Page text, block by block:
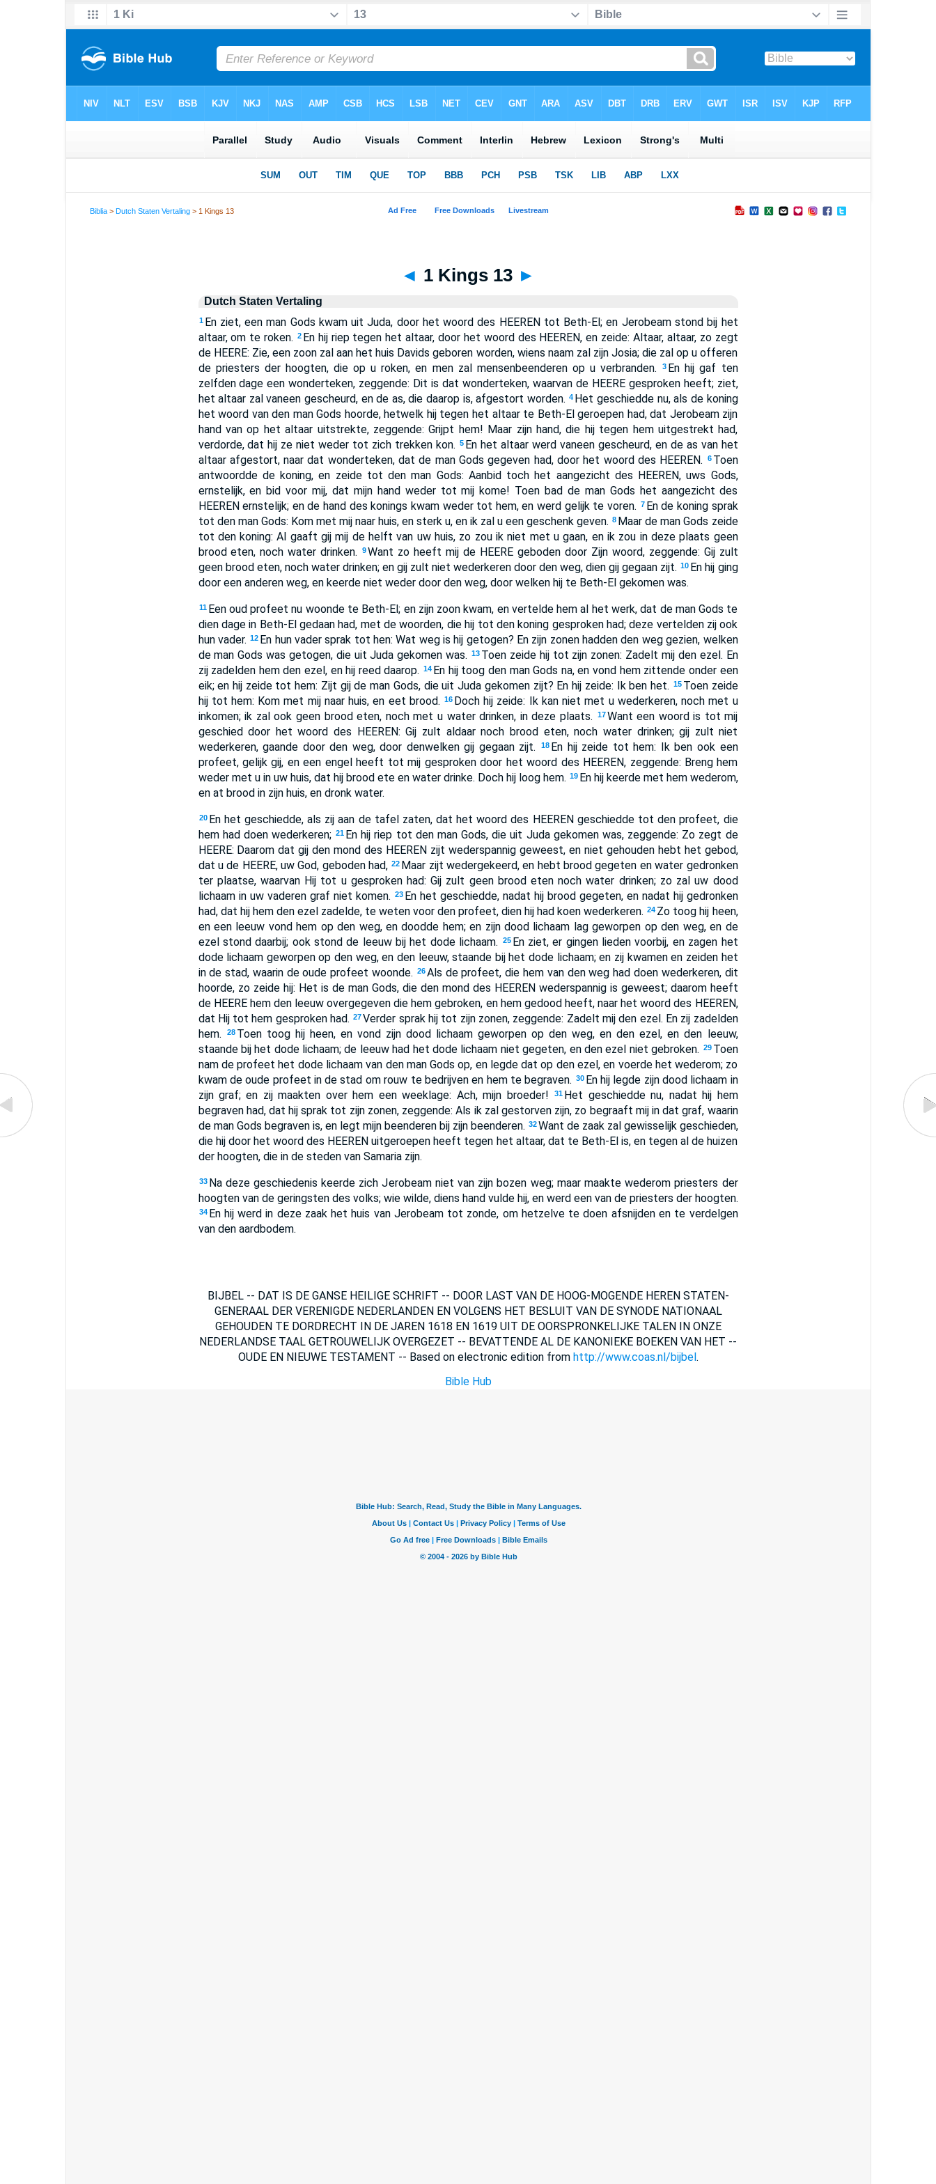
Biblia >Dutch Staten Vertaling > 1 Kings 13
◄ 1 Kings 13 ►
Dutch Staten Vertaling
1 En ziet, een man Gods kwam uit Juda, door het woord des HEEREN tot Beth-El; en Jerobeam stond bij het
altaar, om te roken. 2 En hij riep tegen het altaar, door het woord des HEEREN, en zeide: Altaar, altaar, zo zegt
de HEERE: Zie, een zoon zal aan het huis Davids geboren worden, wiens naam zal zijn Josia; die zal op u offeren
de priesters der hoogten, die op u roken, en men zal mensenbeenderen op u verbranden.
3 En hij gaf ten
zelfden dage een wonderteken, zeggende: Dit is dat wonderteken, waarvan de HEERE gesproken heeft; ziet,
het altaar zal vaneen gescheurd, en de as, die daarop is, afgestort worden. 4 Het geschiedde nu, als de koning
het woord van den man Gods hoorde, hetwelk hij tegen het altaar te Beth-El geroepen had, dat Jerobeam zijn
hand van op het altaar uitstrekte, zeggende: Grijpt hem! Maar zijn hand, die hij tegen hem uitgestrekt had,
verdorde, dat hij ze niet weder tot zich trekken kon. 5 En het altaar werd vaneen gescheurd, en de as van het
altaar afgestort, naar dat wonderteken, dat de man Gods gegeven had, door het woord des HEEREN.
6 Toen
antwoordde de koning, en zeide tot den man Gods: Aanbid toch het aangezicht des HEEREN, uws Gods,
ernstelijk, en bid voor mij, dat mijn hand weder tot mij kome! Toen bad de man Gods het aangezicht des
HEEREN ernstelijk; en de hand des konings kwam weder tot hem, en werd gelijk te voren. 7 En de koning sprak
tot den man Gods: Kom met mij naar huis, en sterk u, en ik zal u een geschenk geven. 8 Maar de man Gods zeide
tot den koning: Al gaaft gij mij de helft van uw huis, zo zou ik niet met u gaan, en ik zou in deze plaats geen
brood eten, noch water drinken.
9Want zo heeft mij de HEERE geboden door Zijn woord, zeggende: Gij zult
geen brood eten, noch water drinken; en gij zult niet wederkeren door den weg, dien gij gegaan zijt. 10 En hij ging
door een anderen weg, en keerde niet weder door den weg, door welken hij te Beth-El gekomen was.
11 Een oud profeet nu woonde te Beth-El; en zijn zoon kwam, en vertelde hem al het werk, dat de man Gods te
dien dage in Beth-El gedaan had, met de woorden, die hij tot den koning gesproken had; deze vertelden zij ook
hun vader. 12 En hun vader sprak tot hen: Wat weg is hij getogen? En zijn zonen hadden den weg gezien, welken
de man Gods was getogen, die uit Juda gekomen was. 13 Toen zeide hij tot zijn zonen: Zadelt mij den ezel. En
zij zadelden hem den ezel, en hij reed daarop. 14 En hij toog den man Gods na, en vond hem zittende onder een
eik; en hij zeide tot hem: Zijt gij de man Gods, die uit Juda gekomen zijt? En hij zeide: Ik ben het. 15 Toen zeide
hij tot hem: Kom met mij naar huis, en eet brood. 16 Doch hij zeide: Ik kan niet met u wederkeren, noch met u
inkomen; ik zal ook geen brood eten, noch met u water drinken, in deze plaats.
17 Want een woord is tot mij
geschied door het woord des HEEREN: Gij zult aldaar noch brood eten, noch water drinken; gij zult niet
wederkeren, gaande door den weg, door denwelken gij gegaan zijt.
18 En hij zeide tot hem: Ik ben ook een
profeet, gelijk gij, en een engel heeft tot mij gesproken door het woord des HEEREN, zeggende: Breng hem
weder met u in uw huis, dat hij brood ete en water drinke. Doch hij loog hem. 19 En hij keerde met hem wederom,
en at brood in zijn huis, en dronk water.
20 En het geschiedde, als zij aan de tafel zaten, dat het woord des HEEREN geschiedde tot den profeet, die
hem had doen wederkeren; 21 En hij riep tot den man Gods, die uit Juda gekomen was, zeggende: Zo zegt de
HEERE: Daarom dat gij den mond des HEEREN zijt wederspannig geweest, en niet gehouden hebt het gebod,
dat u de HEERE, uw God, geboden had, 22 Maar zijt wedergekeerd, en hebt brood gegeten en water gedronken
ter plaatse, waarvan Hij tot u gesproken had: Gij zult geen brood eten noch water drinken; zo zal uw dood
lichaam in uw vaderen graf niet komen. 23 En het geschiedde, nadat hij brood gegeten, en nadat hij gedronken
had, dat hij hem den ezel zadelde, te weten voor den profeet, dien hij had koen wederkeren. 24 Zo toog hij heen,
en een leeuw vond hem op den weg, en doodde hem; en zijn dood lichaam lag geworpen op den weg, en de
ezel stond daarbij; ook stond de leeuw bij het dode lichaam.
25 En ziet, er gingen lieden voorbij, en zagen het
dode lichaam geworpen op den weg, en den leeuw, staande bij het dode lichaam; en zij kwamen en zeiden het
in de stad, waarin de oude profeet woonde. 26Als de profeet, die hem van den weg had doen wederkeren, dit
hoorde, zo zeide hij: Het is de man Gods, die den mond des HEEREN wederspannig is geweest; daarom heeft
de HEERE hem den leeuw overgegeven die hem gebroken, en hem gedood heeft, naar het woord des HEEREN,
dat Hij tot hem gesproken had. 27 Verder sprak hij tot zijn zonen, zeggende: Zadelt mij den ezel. En zij zadelden
hem.
28 Toen toog hij heen, en vond zijn dood lichaam geworpen op den weg, en den ezel, en den leeuw,
staande bij het dode lichaam; de leeuw had het dode lichaam niet gegeten, en den ezel niet gebroken. 29 Toen
nam de profeet het dode lichaam van den man Gods op, en legde dat op den ezel, en voerde het wederom; zo
kwam de oude profeet in de stad om rouw te bedrijven en hem te begraven. 30 En hij legde zijn dood lichaam in
zijn graf; en zij maakten over hem een weeklage: Ach, mijn broeder!
31 Het geschiedde nu, nadat hij hem
begraven had, dat hij sprak tot zijn zonen, zeggende: Als ik zal gestorven zijn, zo begraaft mij in dat graf, waarin
de man Gods begraven is, en legt mijn beenderen bij zijn beenderen. 32 Want de zaak zal gewisselijk geschieden,
die hij door het woord des HEEREN uitgeroepen heeft tegen het altaar, dat te Beth-El is, en tegen al de huizen
der hoogten, die in de steden van Samaria zijn.
33 Na deze geschiedenis keerde zich Jerobeam niet van zijn bozen weg; maar maakte wederom priesters der
hoogten van de geringsten des volks; wie wilde, diens hand vulde hij, en werd een van de priesters der hoogten.
34 En hij werd in deze zaak het huis van Jerobeam tot zonde, om hetzelve te doen afsnijden en te verdelgen
van den aardbodem.
BIJBEL -- DAT IS DE GANSE HEILIGE SCHRIFT -- DOOR LAST VAN DE HOOG-MOGENDE HEREN STATEN-
GENERAAL DER VERENIGDE NEDERLANDEN EN VOLGENS HET BESLUIT VAN DE SYNODE NATIONAAL
GEHOUDEN TE DORDRECHT IN DE JAREN 1618 EN 1619 UIT DE OORSPRONKELIJKE TALEN IN ONZE
NEDERLANDSE TAAL GETROUWELIJK OVERGEZET -- BEVATTENDE AL DE KANONIEKE BOEKEN VAN HET --
OUDE EN NIEUWE TESTAMENT -- Based on electronic edition from http://www.coas.nl/bijbel.
Bible Hub